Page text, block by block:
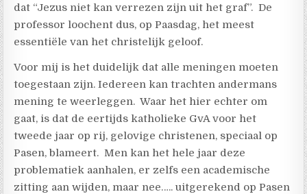
dat “Jezus niet kan verrezen zijn uit het graf”. De
professor loochent dus, op Paasdag, het meest
essentiële van het christelijk geloof.
Voor mij is het duidelijk dat alle meningen moeten
toegestaan zijn. Iedereen kan trachten andermans
mening te weerleggen. Waar het hier echter om
gaat, is dat de eertijds katholieke GvA voor het
tweede jaar op rij, gelovige christenen, speciaal op
Pasen, blameert. Men kan het hele jaar deze
problematiek aanhalen, er zelfs een academische
zitting aan wijden, maar nee….. uitgerekend op Pasen